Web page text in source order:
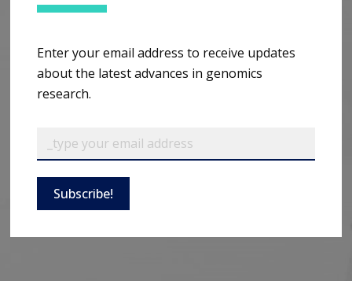
Enter your email address to receive updates
about the latest advances in genomics
research.
Subscribe!